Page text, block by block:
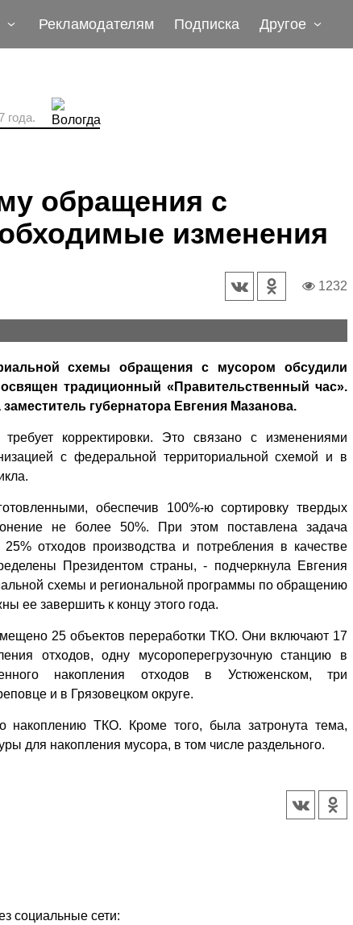
Рекламодателям Подписка Другое
года.
обращения с
изменения
1232
схемы обращения с мусором обсудили
традиционный «Правительственный час».
губернатора Евгения Мазанова.
корректировки. Это связано с изменениями
с федеральной территориальной схемой и в
обеспечив 100%-ю сор­тировку твердых
не более 50%. При этом поставлена задача
отходов производства и потребления в качестве
Президентом страны, - подчеркнула Евгения
схемы и региональной программы по обращению
ее завершить к концу этого года.
25 объектов переработки ТКО. Они включают 17
отходов, одну мусороперегрузочную станцию в
накопления отходов в Устюженском, три
и в Грязовецком округе.
накоплению ТКО. Кроме того, была затронута тема,
для накопления мусора, в том числе раздельного.
социальные сети: